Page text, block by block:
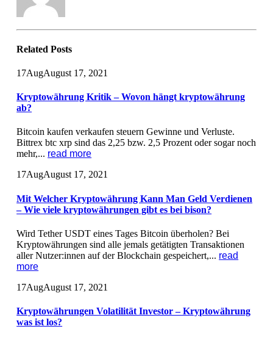
RelatedPosts
17AugAugust 17, 2021
Kryptowährung Kritik – Wovon hängt kryptowährung
ab?
Bitcoin kaufen verkaufen steuern Gewinne und Verluste.
Bittrex btc xrp sind das 2,25 bzw. 2,5 Prozent oder sogar noch
mehr,... read more
17AugAugust 17, 2021
Mit Welcher Kryptowährung Kann Man Geld Verdienen
– Wie viele kryptowährungen gibt es bei bison?
Wird Tether USDT eines Tages Bitcoin überholen? Bei
Kryptowährungen sind alle jemals getätigten Transaktionen
aller Nutzer:innen auf der Blockchain gespeichert,... read
more
17AugAugust 17, 2021
Kryptowährungen Volatilität Investor – Kryptowährung
was ist los?